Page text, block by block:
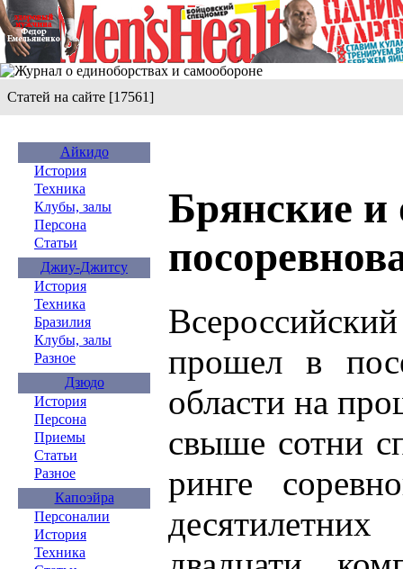
Статей на сайте [17561]
Айкидо
История
Техника
Клубы, залы
Персона
Статьи
Джиу-Джитсу
История
Техника
Бразилия
Клубы, залы
Разное
Дзюдо
История
Персона
Приемы
Статьи
Разное
Капоэйра
Персоналии
История
Техника
Брянские и
прошел в
области на
свыше сотни
ринге